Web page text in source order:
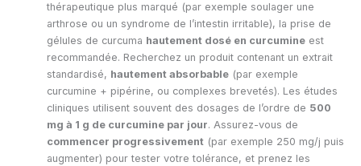
thérapeutique plus marqué (par exemple soulager une
arthrose ou un syndrome de l’intestin irritable), la prise de
gélules de curcuma hautement dosé en curcumine est
recommandée. Recherchez un produit contenant un extrait
standardisé, hautement absorbable (par exemple
curcumine + pipérine, ou complexes brevetés). Les études
cliniques utilisent souvent des dosages de l’ordre de 500
mg à 1 g de curcumine par jour. Assurez-vous de
commencer progressivement (par exemple 250 mg/j puis
augmenter) pour tester votre tolérance, et prenez les